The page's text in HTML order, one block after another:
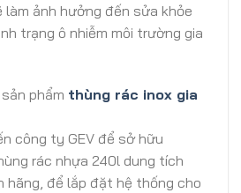
làm ảnh hưởng đến sửa khỏe
trạng ô nhiễm môi trường gia
phẩm thùng rác inox gia
công ty GEV để sở hữu
rác nhựa 240l dung tích
hãng, để lắp đặt hệ thống cho